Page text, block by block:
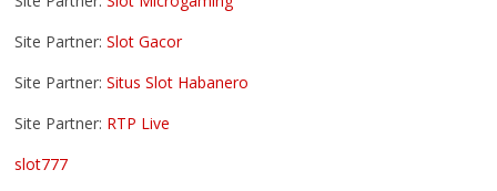
Site Partner:Slot Gacor
Site Partner:Situs Slot Habanero
Site Partner: RTP Live
slot777